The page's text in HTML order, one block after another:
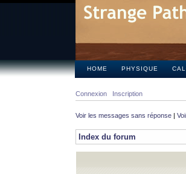
HOME PHYSIQUE
Connexion Inscription
Voir les messages sans réponse |
Index du forum